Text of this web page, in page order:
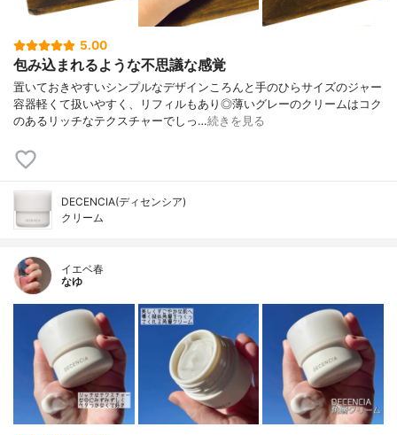
5.00
包み込まれるような不思議な感覚
置いておきやすいシンプルなデザインころんと手のひらサイズのジャー
容器軽くて扱いやすく、リフィルもあり◎薄いグレーのクリームはコク
のあるリッチなテクスチャーでしっ…続きを見る
DECENCIA(ディセンシア)
クリーム
イエベ春
なゆ